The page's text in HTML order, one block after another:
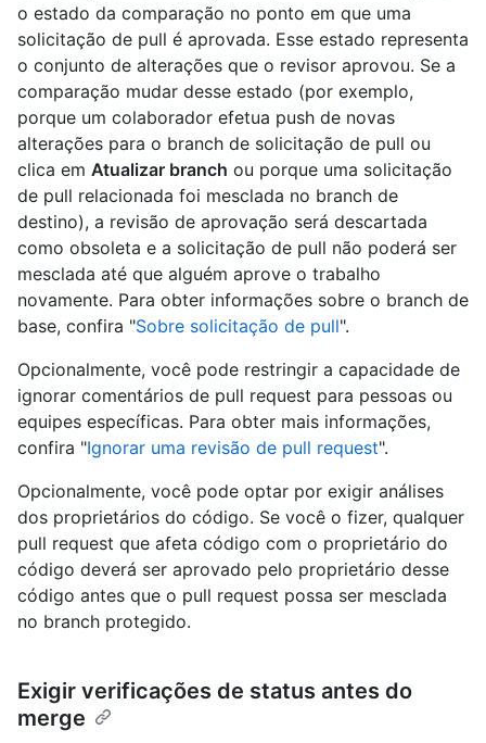
o estado da comparação no ponto em que uma
solicitação de pull é aprovada. Esse estado representa
o conjunto de alterações que o revisor aprovou. Se a
comparação mudar desse estado (por exemplo,
porque um colaborador efetua push de novas
alterações para o branch de solicitação de pull ou
clica em Atualizar branch ou porque uma solicitação
de pull relacionada foi mesclada no branch de
destino), a revisão de aprovação será descartada
como obsoleta e a solicitação de pull não poderá ser
mesclada até que alguém aprove o trabalho
novamente. Para obter informações sobre o branch de
base, confira "Sobre solicitação de pull".
Opcionalmente, você pode restringir a capacidade de
ignorar comentários de pull request para pessoas ou
equipes específicas. Para obter mais informações,
confira "Ignorar uma revisão de pull request".
Opcionalmente, você pode optar por exigir análises
dos proprietários do código. Se você o fizer, qualquer
pull request que afeta código com o proprietário do
código deverá ser aprovado pelo proprietário desse
código antes que o pull request possa ser mesclada
no branch protegido.
Exigir verificações de status antes do
merge